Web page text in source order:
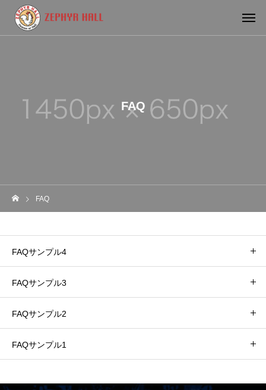
FAQ
FAQ
FAQサンプル4
FAQサンプル3
FAQサンプル2
FAQサンプル1